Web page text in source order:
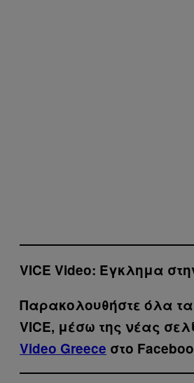
VICE Video: Έγκλημα
Παρακολουθήστε όλα τα
VICE, μέσω της νέας
Video Greece στο